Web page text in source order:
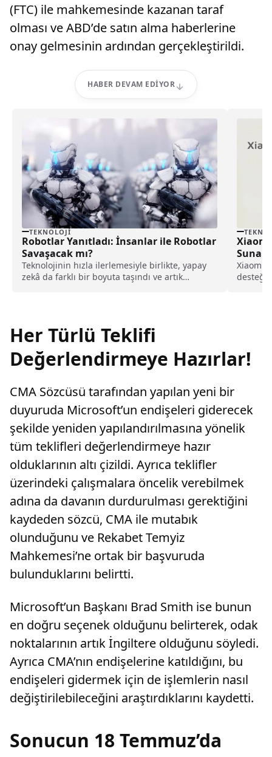
(FTC) ile mahkemesinde kazanan taraf
olması ve ABD’de satın alma haberlerine
onay gelmesinin ardından gerçekleştirildi.
HABER DEVAM EDIYOR
TEKNOLOJI
Robotlar Yanıtladı: İnsanlar ile Robotlar
Savaşacak mı?
Teknolojinin hızla ilerlemesiyle birlikte, yapay
zekâ da farklı bir boyuta taşındı ve artık
Sunan
Xiaomi,
Her Türlü Teklifi
Değerlendirmeye Hazırlar!
CMA Sözcüsü tarafından yapılan yeni bir
duyuruda Microsoft’un endişeleri giderecek
şekilde yeniden yapılandırılmasına yönelik
tüm teklifleri değerlendirmeye hazır
olduklarının altı çizildi. Ayrıca teklifler
üzerindeki çalışmalara öncelik verebilmek
adına da davanın durdurulması gerektiğini
kaydeden sözcü, CMA ile mutabık
olunduğunu ve Rekabet Temyiz
Mahkemesi’ne ortak bir başvuruda
bulunduklarını belirtti.
Microsoft’un Başkanı Brad Smith ise bunun
en doğru seçenek olduğunu belirterek, odak
noktalarının artık İngiltere olduğunu söyledi.
Ayrıca CMA’nın endişelerine katıldığını, bu
endişeleri gidermek için de işlemlerin nasıl
değiştirilebileceğini araştırdıklarını kaydetti.
Sonucun 18 Temmuz’da